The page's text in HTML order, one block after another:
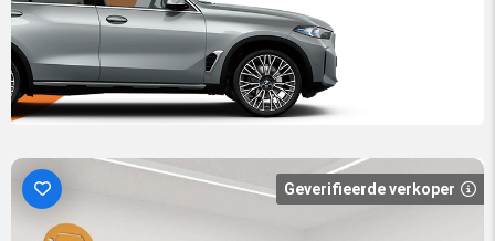
Geverifieerde verkoper